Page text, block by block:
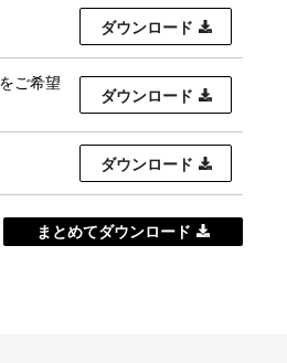
ダウンロード
ご希望
ダウンロード
ダウンロード
まとめてダウンロード